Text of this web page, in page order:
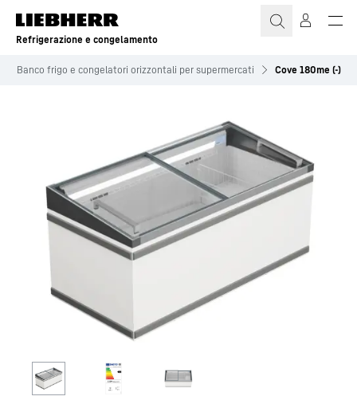
Refrigerazione e congelamento
Banco frigo e congelatori orizzontali per supermercati Cove 180me (-)